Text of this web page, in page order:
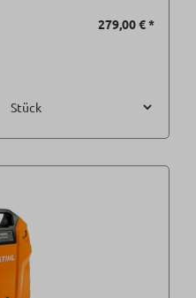
279,00 €*
erhöhen